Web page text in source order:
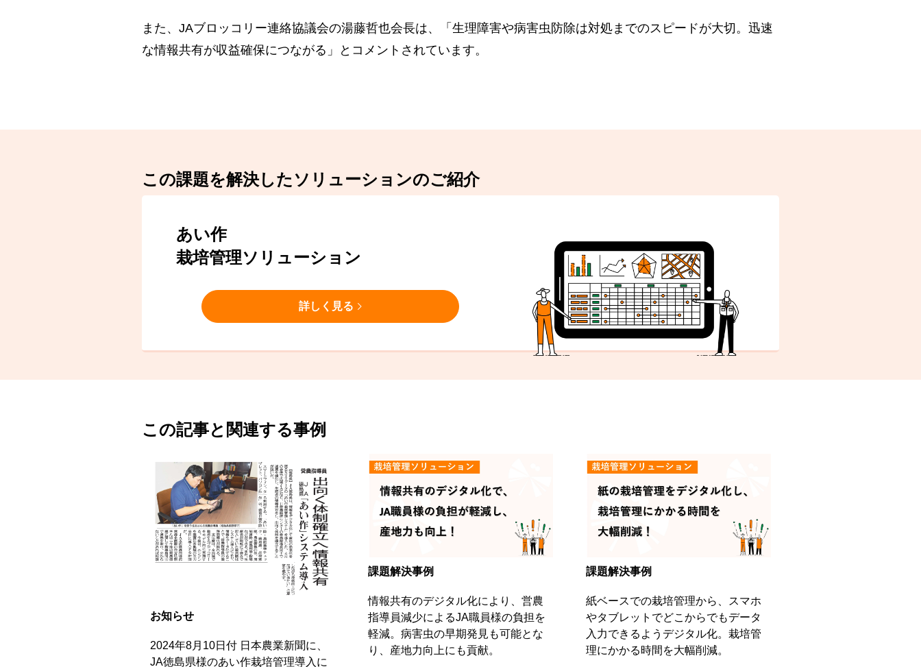
また、JAブロッコリー連絡協議会の湯藤哲也会長は、「生理障害や病害虫防除は対処までのスピードが大切。迅速
な情報共有が収益確保につながる」とコメントされています。
この課題を解決したソリューションのご紹介
あい作
栽培管理ソリューション
詳しく見る
この記事と関連する事例
お知らせ
2024年8月10日付 日本農業新聞に、
JA徳島県様のあい作栽培管理導入に
課題解決事例
情報共有のデジタル化により、営農
指導員減少によるJA職員様の負担を
軽減。病害虫の早期発見も可能とな
り、産地力向上にも貢献。
課題解決事例
紙ベースでの栽培管理から、スマホ
やタブレットでどこからでもデータ
入力できるようデジタル化。栽培管
理にかかる時間を大幅削減。